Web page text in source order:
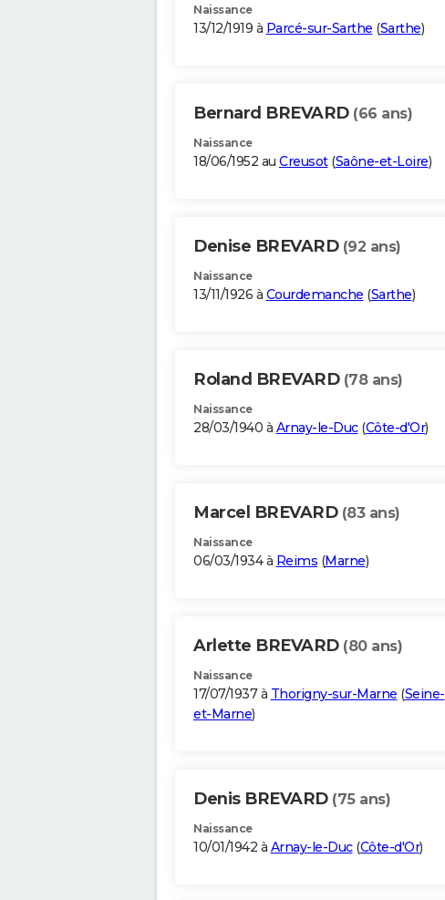
Naissance
13/12/1919 à Parcé-sur-Sarthe (Sarthe)
Bernard BREVARD (66 ans)
Naissance
18/06/1952 au Creusot(Saône-et-Loire)
Denise BREVARD (92 ans)
Naissance
13/11/1926 à Courdemanche (Sarthe)
Roland BREVARD (78 ans)
Naissance
28/03/1940 à Arnay-le-Duc(Côte-d'Or)
Marcel BREVARD (83 ans)
Naissance
06/03/1934 à Reims (Marne)
Arlette BREVARD (80 ans)
Naissance
17/07/1937 à Thorigny-sur-Marne (Seine-
et-Marne)
Denis BREVARD (75 ans)
Naissance
10/01/1942 à Arnay-le-Duc(Côte-d'Or)